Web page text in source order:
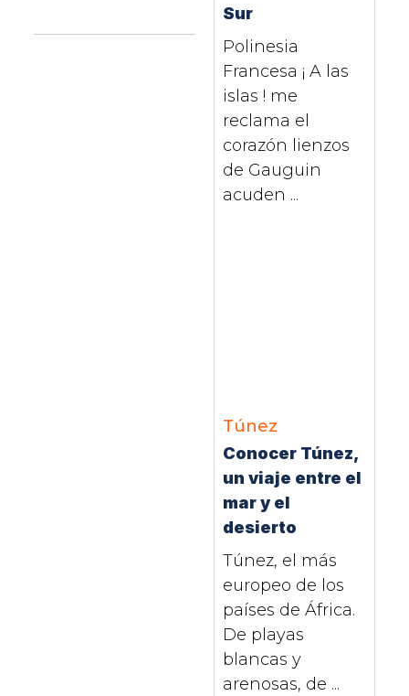
Sur
Polinesia
Francesa ¡ A las
islas ! me
reclama el
corazón lienzos
de Gauguin
acuden ...
Túnez
Conocer Túnez,
un viaje entre el
mar y el
desierto
Túnez, el más
europeo de los
países de África.
De playas
blancas y
arenosas, de ...